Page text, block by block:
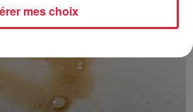
mes choix